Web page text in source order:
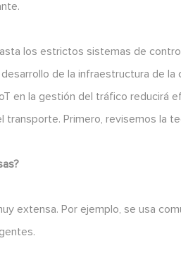
los estrictos sistemas de
de la infraestructura de
en la gestión del tráfico reducirá
transporte. Primero, revisemos la
extensa. Por ejemplo, se usa